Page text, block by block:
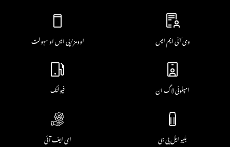
وی آئی ایم ایس اوومز/پی ایس او سہولت
امپلوئی لاگ ان فیولنک
بلیو ایل پی جی ای ایف آئی